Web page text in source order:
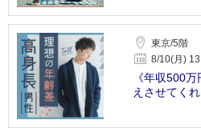
東京/5階
8/10(月)
《年収500
えさせてく